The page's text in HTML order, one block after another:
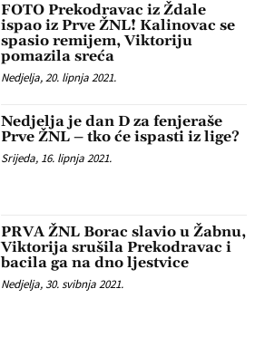
FOTO Prekodravac iz Ždale
ispao iz Prve ŽNL! Kalinovac se
spasio remijem, Viktoriju
pomazila sreća
Nedjelja, 20. lipnja 2021.
Nedjelja je dan D za fenjeraše
Prve ŽNL – tko će ispasti iz lige?
Srijeda, 16. lipnja 2021.
PRVA ŽNL Borac slavio u Žabnu,
Viktorija srušila Prekodravac i
bacila ga na dno ljestvice
Nedjelja, 30. svibnja 2021.